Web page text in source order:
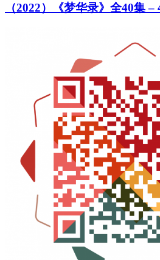
（2022）《梦华录》全40集